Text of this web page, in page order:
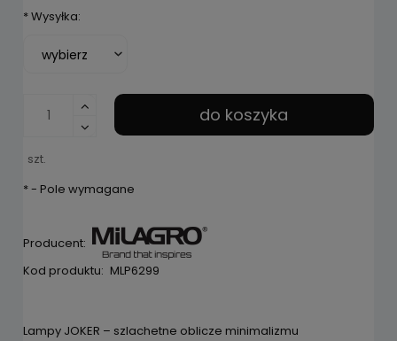
*Wysyłka:
szt.
do koszyka
*- Pole wymagane
Producent:
Kod produktu: MLP6299
Lampy JOKER – szlachetne oblicze minimalizmu